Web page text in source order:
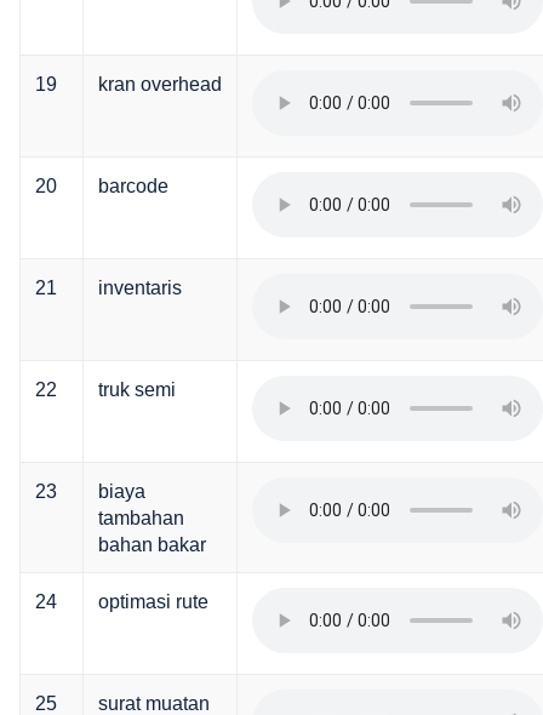
19 kran overhead
20 barcode
21 inventaris
22 truk semi
23
biaya
tambahan
bahan bakar
24 optimasi rute
25 surat muatan